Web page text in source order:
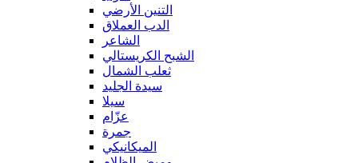
التنين الأرضي
الدب العملاق
الشاعر
الشبح الكريستالي
ثعلب الشمال
سيدة الجليد
سيلا
عزّام
جمرة
الميكانيكي